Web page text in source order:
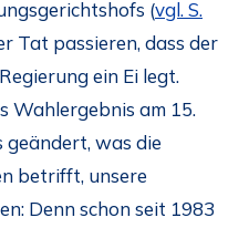
(vgl. S.
Tat passieren, dass der
ein Ei legt.
Wahlergebnis am 15.
was die
betrifft, unsere
Denn schon seit 1983